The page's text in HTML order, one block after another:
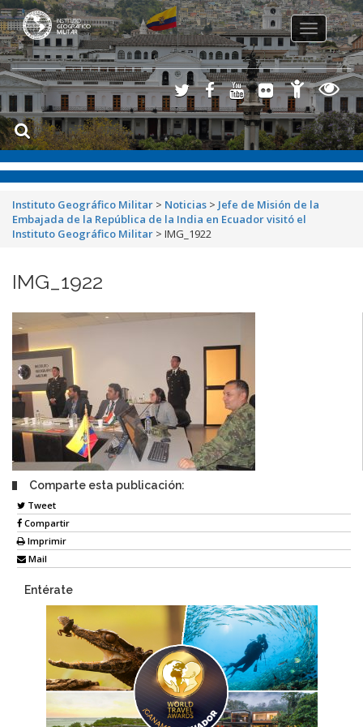
Toggle
navigation
Instituto Geográfico Militar > Noticias > Jefe de Misión de la
Embajada de la República de la India en Ecuador visitó el
Instituto Geográfico Militar > IMG_1922
IMG_1922
Comparte esta publicación:
Tweet
Compartir
Imprimir
Mail
Entérate